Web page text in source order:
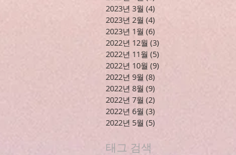
2023년 3월 (4)
2023년 2월 (4)
2023년 1월 (6)
2022년 12월 (3)
2022년 11월 (5)
2022년 10월 (9)
2022년 9월 (8)
2022년 8월 (9)
2022년 7월 (2)
2022년 6월 (3)
2022년 5월 (5)
태그 검색